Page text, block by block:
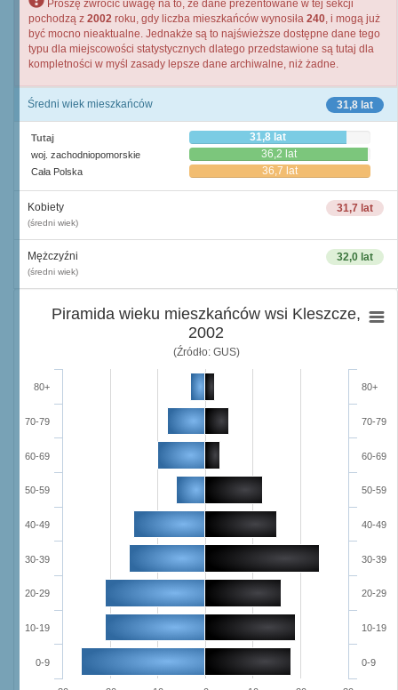
Proszę zwrócić uwagę na to, że dane prezentowane w tej sekcji
pochodzą z 2002 roku, gdy liczba mieszkańców wynosiła 240, i mogą już
być mocno nieaktualne. Jednakże są to najświeższe dostępne dane tego
typu dla miejscowości statystycznych dlatego przedstawione są tutaj dla
kompletności w myśl zasady lepsze dane archiwalne, niż żadne.
31,8 lat
Średni wiek mieszkańców
Tutaj 31,8 lat
woj. zachodniopomorskie 36,2 lat
Cała Polska 36,7 lat
31,7 lat
Kobiety
(średni wiek)
32,0 lat
Mężczyźni
(średni wiek)
Piramida wieku mieszkańców wsi Kleszcze,
2002
(Źródło: GUS)
0-9
10-19
20-29
30-39
40-49
50-59
60-69
70-79
80+
0-9
10-19
20-29
30-39
40-49
50-59
60-69
70-79
80+